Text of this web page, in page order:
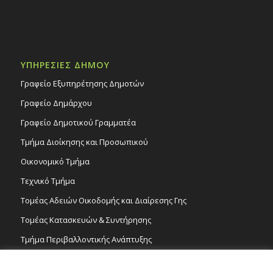
ΥΠΗΡΕΣΙΕΣ ΔΗΜΟΥ
Γραφείο Εξυπηρέτησης Δημοτών
Γραφείο Δημάρχου
Γραφείο Δημοτικού Γραμματέα
Τμήμα Διοίκησης και Προσωπικού
Οικονομικό Τμήμα
Τεχνικό Τμήμα
Τομέας Αδειών Οικοδομής και Διαίρεσης Γης
Τομέας Κατασκευών & Συντήρησης
Τμήμα Περιβαλλοντικής Ανάπτυξης